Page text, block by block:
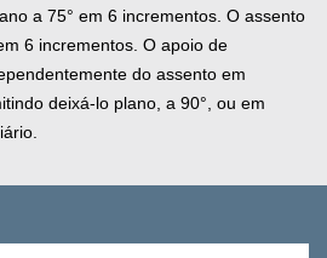
a 75° em 6 incrementos. O assento
6 incrementos. O apoio de
do assento em
deixá-lo plano, a 90°, ou em